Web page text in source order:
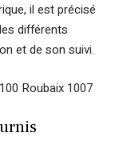
il est précisé
différents
et de son suivi.
Roubaix 1007